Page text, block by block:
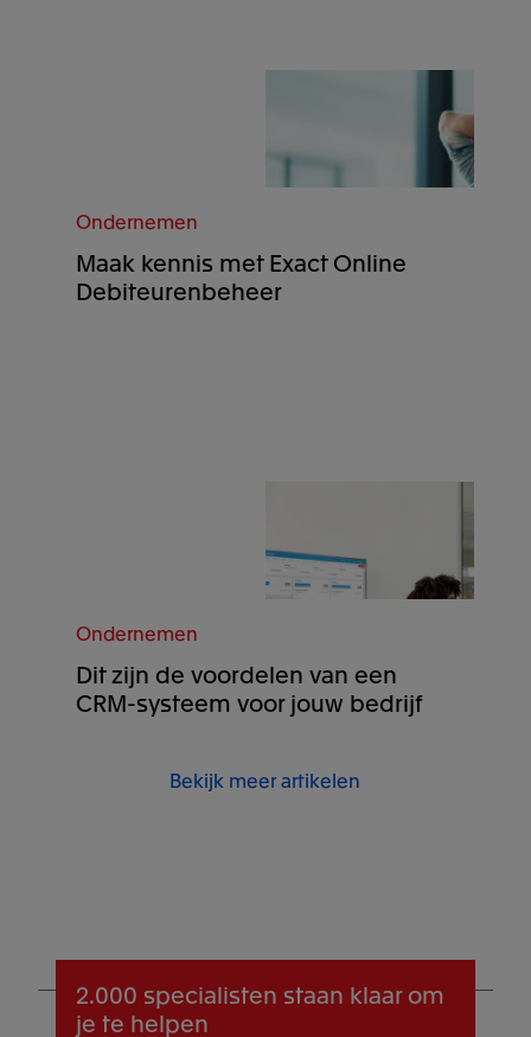
Ondernemen
Maak kennis met Exact Online
Debiteurenbeheer
Ondernemen
Dit zijn de voordelen van een
CRM-systeem voor jouw bedrijf
Bekijk meer artikelen
2.000 specialisten staan klaar om
je te helpen